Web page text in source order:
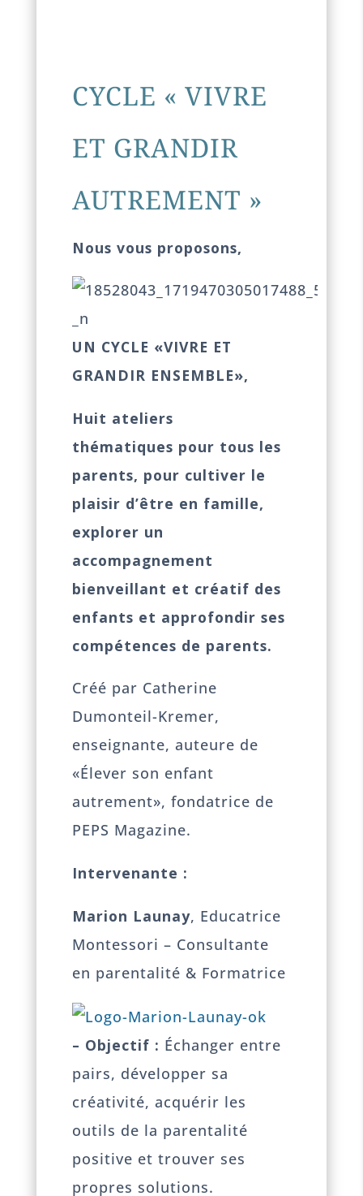
CYCLE « VIVRE
ET GRANDIR
AUTREMENT »
Nous vous proposons,
UN CYCLE «VIVRE ET
GRANDIR ENSEMBLE»,
Huit ateliers
thématiques pour tous les
parents, pour cultiver le
plaisir d’être en famille,
explorer un
accompagnement
bienveillant et créatif des
enfants et approfondir ses
compétences de parents.
Créé par Catherine
Dumonteil-Kremer,
enseignante, auteure de
«Élever son enfant
autrement», fondatrice de
PEPS Magazine.
Intervenante :
Marion Launay, Educatrice
Montessori – Consultante
en parentalité & Formatrice
– Objectif : Échanger entre
pairs, développer sa
créativité, acquérir les
outils de la parentalité
positive et trouver ses
propres solutions.